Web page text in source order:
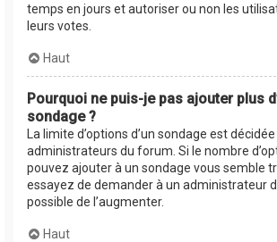
temps en jours et autoriser ou non les
leurs votes.
Haut
Pourquoi ne puis-je pas ajouter plus
sondage ?
La limite d’options d’un sondage est
administrateurs du forum. Si le nombre
pouvez ajouter à un sondage vous semble
essayez de demander à un administrateur
possible de l’augmenter.
Haut